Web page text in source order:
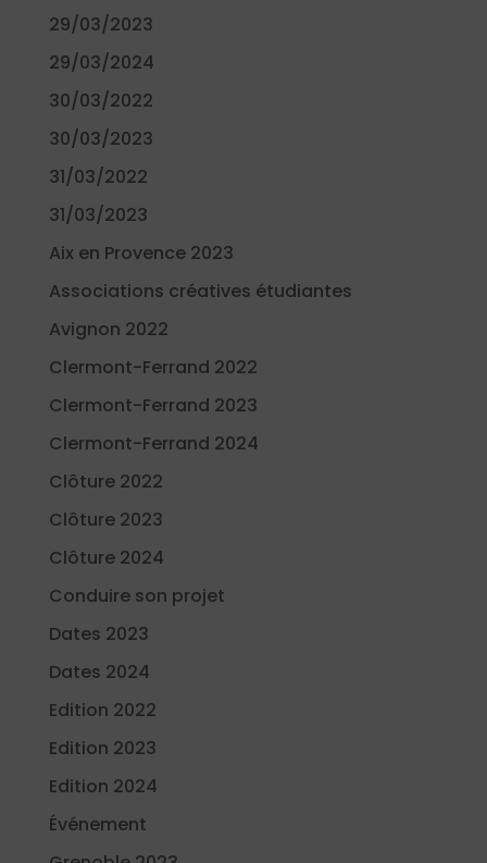
29/03/2023
29/03/2024
30/03/2022
30/03/2023
31/03/2022
31/03/2023
Aix en Provence 2023
Associations créatives étudiantes
Avignon 2022
Clermont-Ferrand 2022
Clermont-Ferrand 2023
Clermont-Ferrand 2024
Clôture 2022
Clôture 2023
Clôture 2024
Conduire son projet
Dates 2023
Dates 2024
Edition 2022
Edition 2023
Edition 2024
Événement